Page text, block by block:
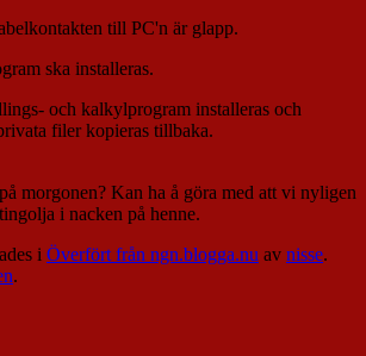
till PC'n är glapp.
ska installeras.
och kalkylprogram installeras och
filer kopieras tillbaka.
morgonen? Kan ha å göra med att vi nyligen
i nacken på henne.
i Överfört från ngn.blogga.nu av nisse.
.